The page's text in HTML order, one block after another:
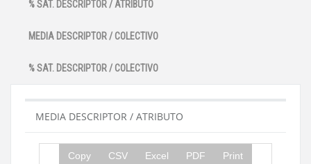
% SAT. DESCRIPTOR / ATRIBUTO
MEDIA DESCRIPTOR / COLECTIVO
% SAT. DESCRIPTOR / COLECTIVO
MEDIA DESCRIPTOR / ATRIBUTO
Copy CSV Excel PDF Print